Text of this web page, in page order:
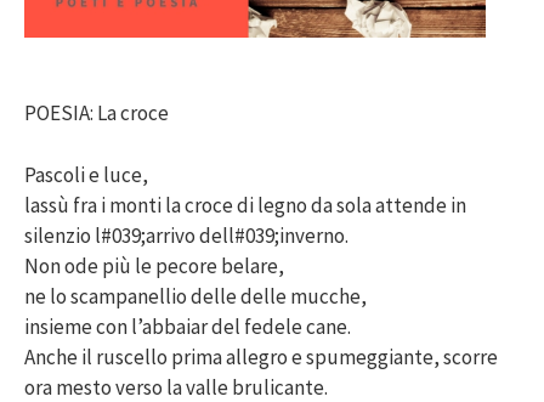
POESIA: La croce
Pascoli e luce,
lassù fra i monti la croce di legno da sola attende in
silenzio l#039;arrivo dell#039;inverno.
Non ode più le pecore belare,
ne lo scampanellio delle delle mucche,
insieme con l’abbaiar del fedele cane.
Anche il ruscello prima allegro e spumeggiante, scorre
ora mesto verso la valle brulicante.